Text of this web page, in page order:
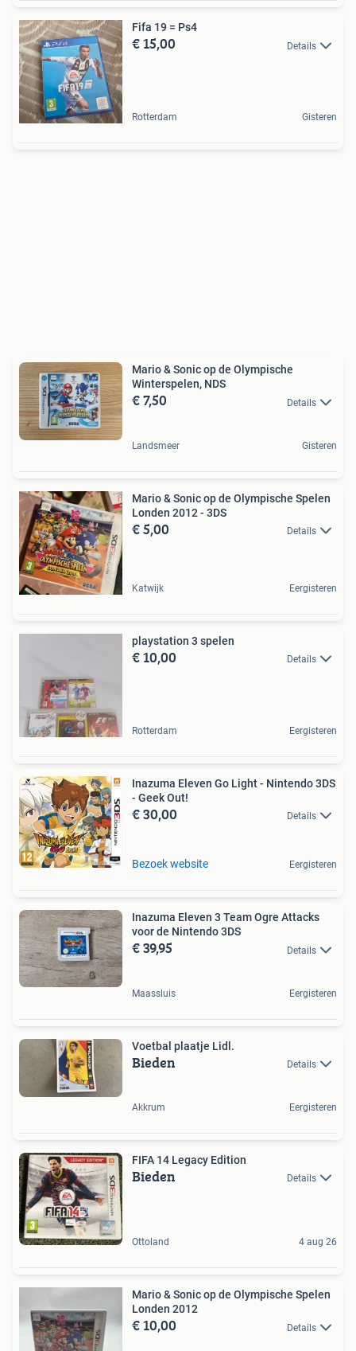
Fifa 19 = Ps4
€ 15,00 Details
Rotterdam Gisteren
Mario & Sonic op de Olympische
Winterspelen, NDS
€ 7,50 Details
Landsmeer Gisteren
Mario & Sonic op de Olympische Spelen
Londen 2012 - 3DS
€ 5,00 Details
Katwijk Eergisteren
playstation 3 spelen
€ 10,00 Details
Rotterdam Eergisteren
Inazuma Eleven Go Light - Nintendo 3DS
- Geek Out!
€ 30,00 Details
Bezoek website Eergisteren
Inazuma Eleven 3 Team Ogre Attacks
voor de Nintendo 3DS
€ 39,95 Details
Maassluis Eergisteren
Voetbal plaatje Lidl.
Bieden Details
Akkrum Eergisteren
FIFA 14 Legacy Edition
Bieden Details
Ottoland 4 aug 26
Mario & Sonic op de Olympische Spelen
Londen 2012
€ 10,00 Details